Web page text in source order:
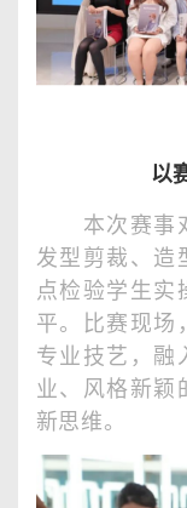
以
本次赛事对
发型剪裁、造
点检验学生实
平。比赛现场
专业技艺，融
业、风格新颖
新思维。